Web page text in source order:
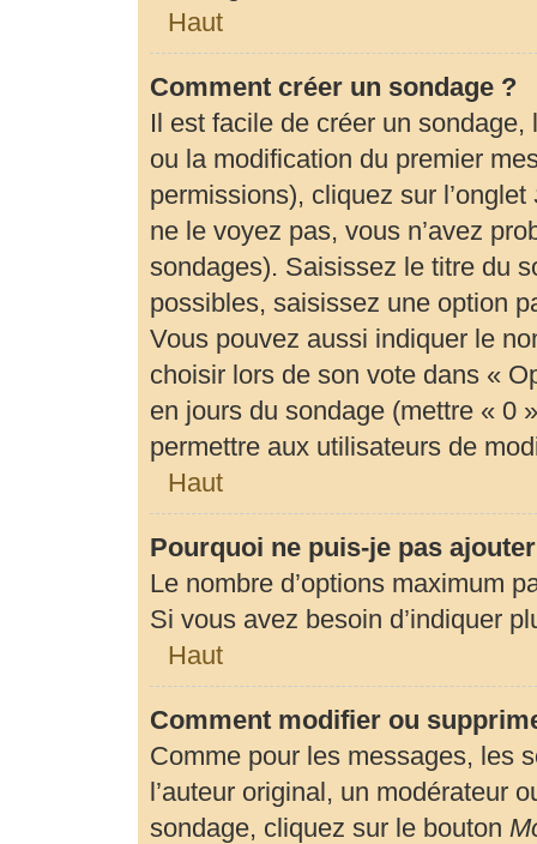
Haut
Comment créer un sondage ?
Il est facile de créer un sondage,
ou la modification du premier
permissions), cliquez sur l’onglet
ne le voyez pas, vous n’avez
sondages). Saisissez le titre du
possibles, saisissez une option
Vous pouvez aussi indiquer le
choisir lors de son vote dans «
en jours du sondage (mettre « 0
permettre aux utilisateurs de
Haut
Pourquoi ne puis-je pas
Le nombre d’options maximum
Si vous avez besoin d’indiquer
Haut
Comment modifier ou
Comme pour les messages, les
l’auteur original, un modérateur
sondage, cliquez sur le bouton